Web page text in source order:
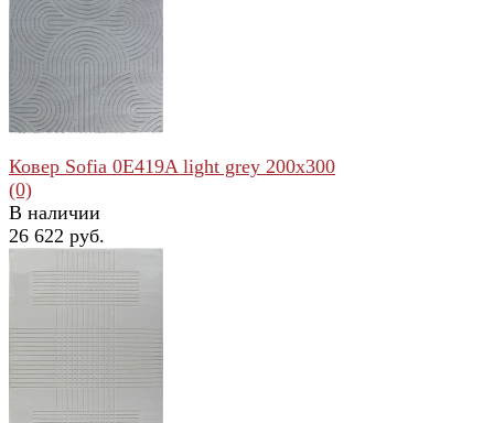
избранное сравнить
избранное сравнить
Ковер Sofia 0E419A light grey 200x300
(0)
В наличии
26 622 руб.